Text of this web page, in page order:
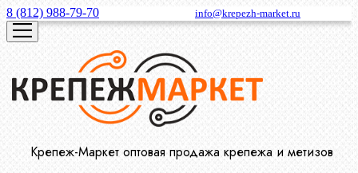
8 (812) 988-79-70 info@krepezh-market.ru
Крепеж-Маркет оптовая продажа крепежа и метизов